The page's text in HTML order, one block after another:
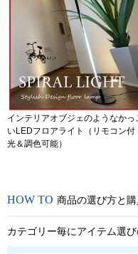
インテリアオブジェのようなかっ
いLEDフロアライト（リモコン付
光＆調色可能）
商品の選び方と
カテゴリー毎にアイテム選